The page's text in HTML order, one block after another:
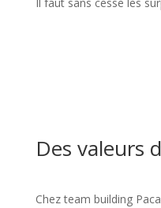
Des valeurs
Chez team building